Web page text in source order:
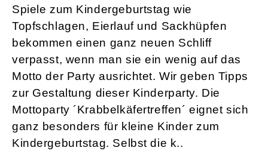
Spiele zum Kindergeburtstag wie
Topfschlagen, Eierlauf und Sackhüpfen
bekommen einen ganz neuen Schliff
verpasst, wenn man sie ein wenig auf das
Motto der Party ausrichtet. Wir geben Tipps
zur Gestaltung dieser Kinderparty. Die
Mottoparty ´Krabbelkäfertreffen´ eignet sich
ganz besonders für kleine Kinder zum
Kindergeburtstag. Selbst die k..